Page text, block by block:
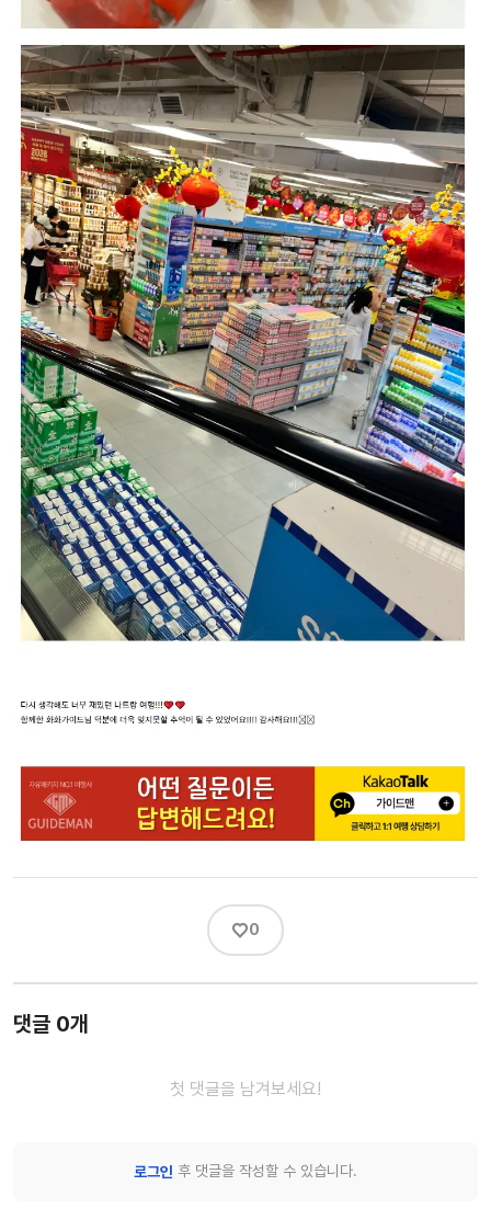
♡0
댓글 0개
첫 댓글을 남겨보세요!
로그인 후 댓글을 작성할 수 있습니다.